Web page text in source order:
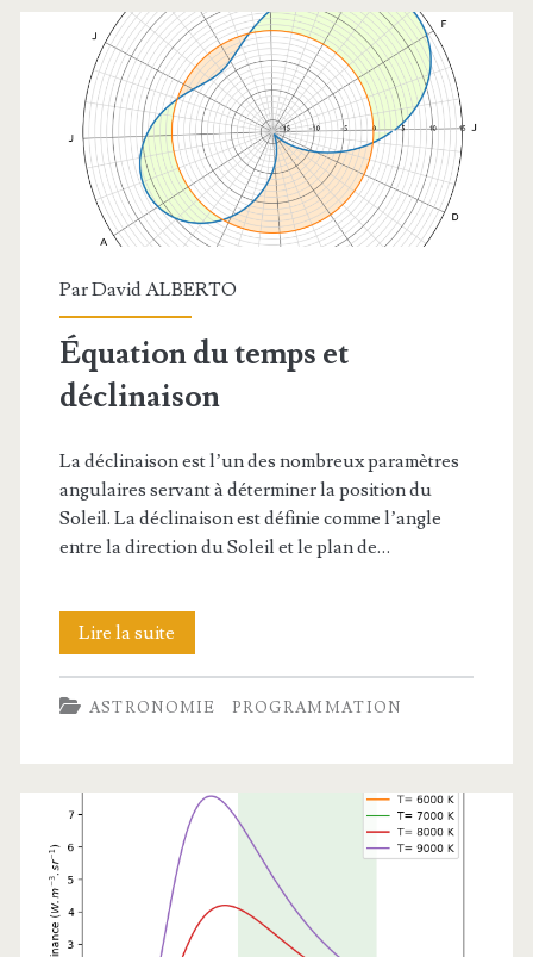
ParDavid ALBERTO
Équation du temps et
déclinaison
La déclinaison est l’un des nombreux paramètres
angulaires servant à déterminer la position du
Soleil. La déclinaison est définie comme l’angle
entre la direction du Soleil et le plan de…
Lire la suite
du
temps
déclinaison
ASTRONOMIE PROGRAMMATION